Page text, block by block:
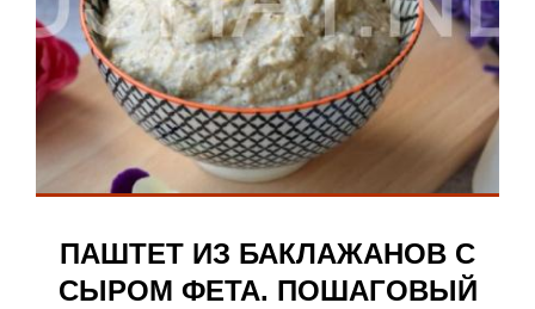
ПАШТЕТ ИЗ БАКЛАЖАНОВ С
СЫРОМ ФЕТА. ПОШАГОВЫЙ